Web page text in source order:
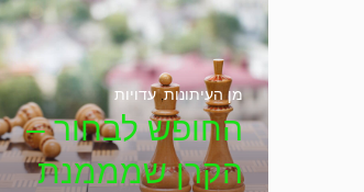
מיוחד בכנסת
החופש לבחור –
הקרן שמממנת
מן העיתונות,עדויות